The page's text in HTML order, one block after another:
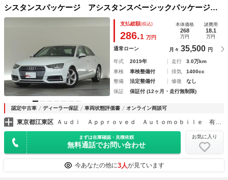
シスタンスパッケージ アシスタンスベーシックパッケージ
シートヒーター（フロント＆リア） デコラティブパネルオー
クナチュラルグレー マトリクスＬＥＤヘッドライト 認定中
支払総額(税込)
286.1 万円
本体価格
268
万円
諸費用
18.1
万円
通常ローン 月々 35,500 円
年式 2019年 走行
3.0万km
車検
車検整備付 排気
1400cc
整備
法定整備付 修復
なし
保証
保証付 (12ヶ月・走行無制限)
認定中古車 ディーラー保証 車両状態評価書 オンライン商談可
東京都江東区 Ａｕｄｉ Ａｐｐｒｏｖｅｄ Ａｕｔｏｍｏｂｉｌｅ 有明 Ａｕｄｉ Ｖｏｌｋｓｗａｇｅｎ Ｒｅｔａｉｌ Ｊａｐａｎ株式会社
まずは在庫確認・見積依頼
無料通話でお問い合わせ
お気に入り
今あなたの他に3人が見ています